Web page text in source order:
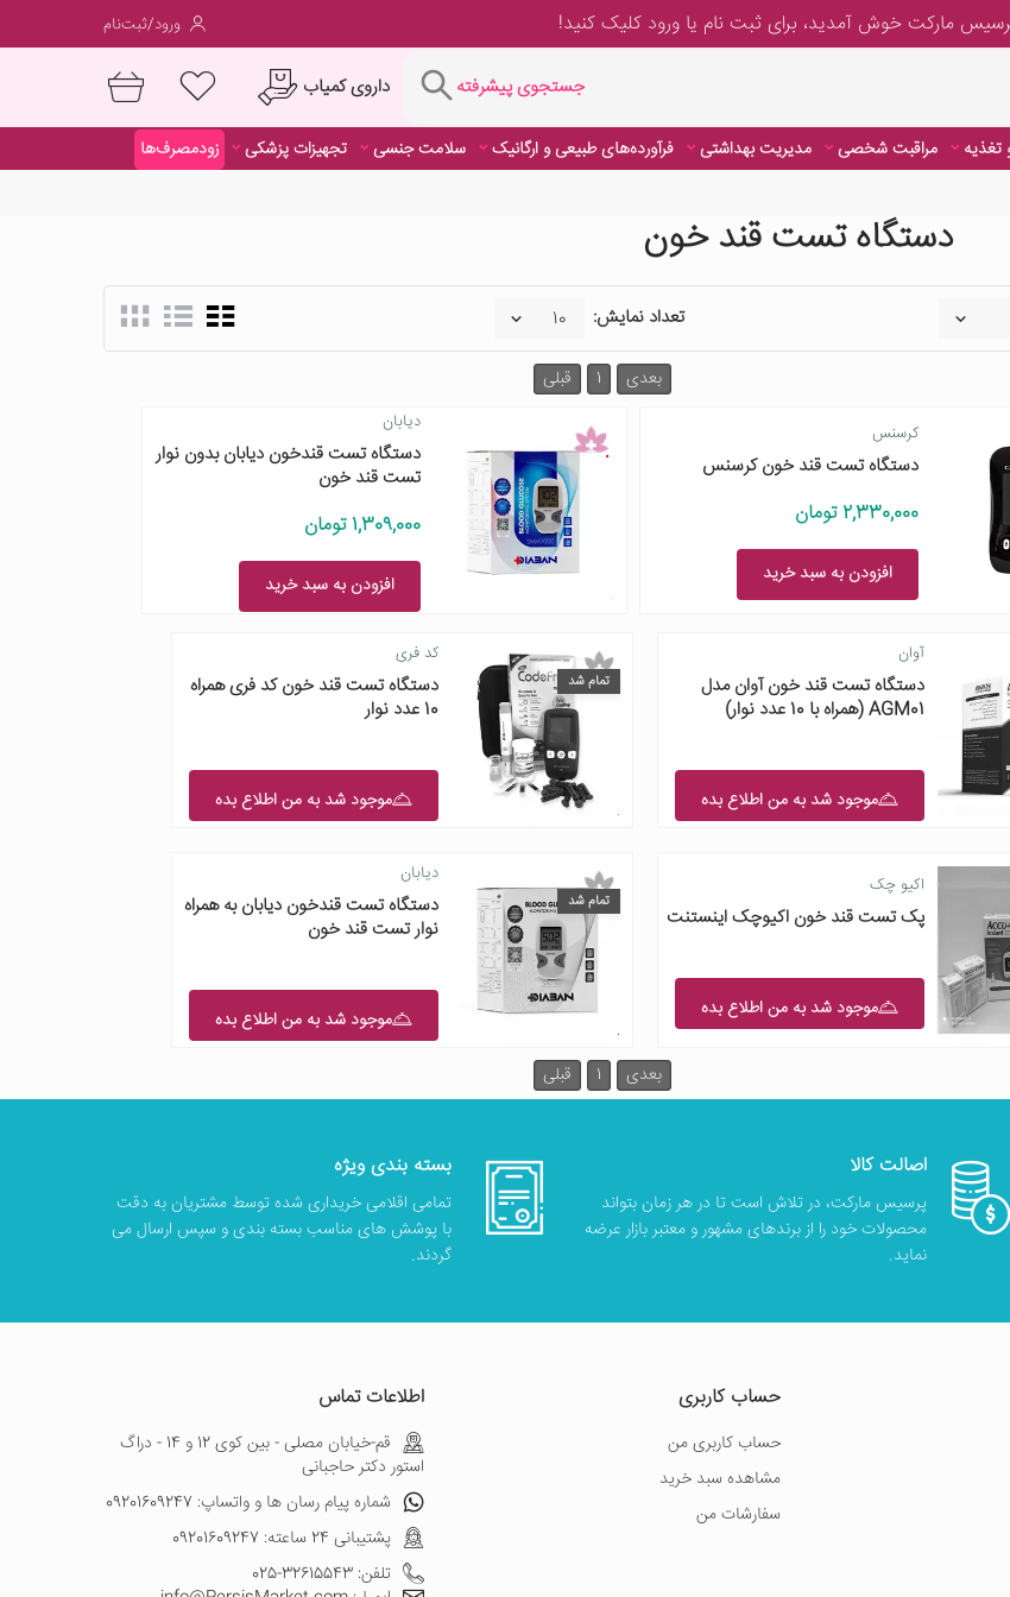
داروی کمیاب
مارکت خوش آمدید، برایثبت نام یا ورودکلیک کنید! ورود/ثبت‌نام
جستجوی پیشرفته داروی کمیاب
تغذیه مراقبت شخصی مدیریت بهداشتی فرآورده‌های طبیعی و ارگانیک سلامت جنسی تجهیزات پزشکی
زودمصرف‌ها
دستگاه تست قند خون
تعداد نمایش:
قبلی 1 بعدی
کرسنس
دستگاه تست قند خون کرسنس
2,330,000 تومان
افزودن به سبد خرید
دیابان
دستگاه تست قندخون دیابان بدون نوار
تست قند خون
1,309,000 تومان
افزودن به سبد خرید
آوان
دستگاه تست قند خون آوان مدل
AGM01 (همراه با 10 عدد نوار)
موجود شد به من اطلاع بده
تمام شد
کد فری
دستگاه تست قند خون کد فری همراه
10 عدد نوار
موجود شد به من اطلاع بده
اکیو چک
پک تست قند خون اکیوچک اینستنت
موجود شد به من اطلاع بده
تمام شد
دیابان
دستگاه تست قندخون دیابان به همراه
نوار تست قند خون
موجود شد به من اطلاع بده
قبلی 1 بعدی
اصالت کالا
پرسیس مارکت، در تلاش است تا در هر زمان بتواند
محصولات خود را از برندهای مشهور و معتبر بازار عرضه
نماید.
بسته بندی ویژه
تمامی اقلامی خریداری شده توسط مشتریان به دقت
با پوشش های مناسب بسته بندی و سپس ارسال می
گردند.
حساب کاربری
حساب کاربری من
مشاهده سبد خرید
سفارشات من
اطلاعات تماس
قم-خیابان مصلی - بین کوی 12 و 14 - دراگ
استور دکتر حاجبانی
شماره پیام رسان ها و واتساپ: 09201609247
پشتیبانی 24 ساعته: 09201609247
تلفن: 32615543-025